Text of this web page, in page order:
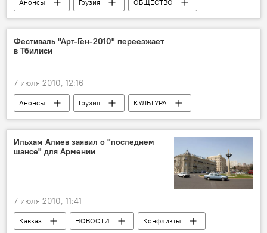
Анонсы Грузия
ОБЩЕСТВО
НОВОСТИ
Фестиваль "Арт-Ген-2010" переезжает
в Тбилиси
7 июля 2010, 12:16
Анонсы Грузия
КУЛЬТУРА
НОВОСТИ
Ильхам Алиев заявил о "последнем
шансе" для Армении
7 июля 2010, 11:41
Кавказ НОВОСТИ Конфликты